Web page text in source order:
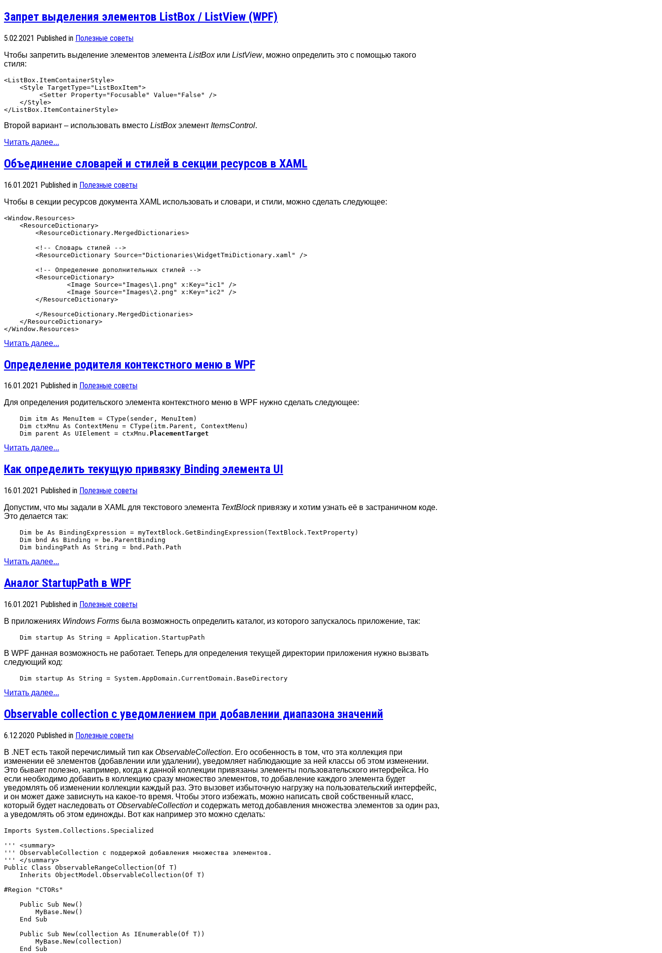
Запрет выделения элементов ListBox / ListView (WPF)
5.02.2021 Published in Полезные советы
Чтобы запретить выделение элементов элемента ListBoxили ListView, можно определить это с помощью такого
стиля:
<ListBox.ItemContainerStyle>
    <Style TargetType="ListBoxItem">
         <Setter Property="Focusable" Value="False" />
    </Style>
Второй вариант – использовать вместо ListBoxэлемент ItemsControl.
Читать далее...
Объединение словарей и стилей в секции ресурсов в XAML
16.01.2021 Published in Полезные советы
Чтобы в секции ресурсов документа XAML использовать и словари, и стили, можно сделать следующее:
<Window.Resources>
    <ResourceDictionary>
        <ResourceDictionary.MergedDictionaries>
        <!-- Словарь стилей -->
        <ResourceDictionary Source="Dictionaries\WidgetTmiDictionary.xaml" />
        <!-- Определение дополнительных стилей -->
        <ResourceDictionary>
        </ResourceDictionary>
        </ResourceDictionary.MergedDictionaries>
    </ResourceDictionary>
Читать далее...
Определение родителя контекстного меню в WPF
16.01.2021 Published in Полезные советы
Для определения родительского элемента контекстного меню в WPF нужно сделать следующее:
    Dim itm As MenuItem = CType(sender, MenuItem)
    Dim ctxMnu As ContextMenu = CType(itm.Parent, ContextMenu)
    Dim parent As UIElement = ctxMnu.
PlacementTarget
Читать далее...
Как определить текущую привязку Binding элемента UI
16.01.2021 Published in Полезные советы
Допустим, что мы задали в XAML для текстового элемента TextBlockпривязку и хотим узнать её в застраничном коде.
Это делается так:
    Dim be As BindingExpression = myTextBlock.GetBindingExpression(TextBlock.TextProperty)
    Dim bnd As Binding = be.ParentBinding
Читать далее...
Аналог StartupPath в WPF
16.01.2021 Published in Полезные советы
В приложениях Windows Forms была возможность определить каталог, из которого запускалось приложение, так:
В WPF данная возможность не работает. Теперь для определения текущей директории приложения нужно вызвать
следующий код:
Читать далее...
Observable collection с уведомлением при добавлении диапазона значений
6.12.2020 Published in Полезные советы
В .NET есть такой перечислимый тип как ObservableCollection. Его особенность в том, что эта коллекция при
изменении её элементов (добавлении или удалении), уведомляет наблюдающие за ней классы об этом изменении.
Это бывает полезно, например, когда к данной коллекции привязаны элементы пользовательского интерфейса. Но
если необходимо добавить в коллекцию сразу множество элементов, то добавление каждого элемента будет
уведомлять об изменении коллекции каждый раз. Это вызовет избыточную нагрузку на пользовательский интерфейс,
и он может даже зависнуть на какое-то время. Чтобы этого избежать, можно написать свой собственный класс,
который будет наследовать от ObservableCollection и содержать метод добавления множества элементов за один раз,
а уведомлять об этом единожды. Вот как например это можно сделать:
Imports System.Collections.Specialized
''' <summary>
''' ObservableCollection с поддержой добавления множества элементов.
''' </summary>
Public Class ObservableRangeCollection(Of T)
    Inherits ObjectModel.ObservableCollection(Of T)
#Region "CTORs"
    Public Sub New()
        MyBase.New()
    End Sub
    Public Sub New(collection As IEnumerable(Of T))
        MyBase.New(collection)
    End Sub